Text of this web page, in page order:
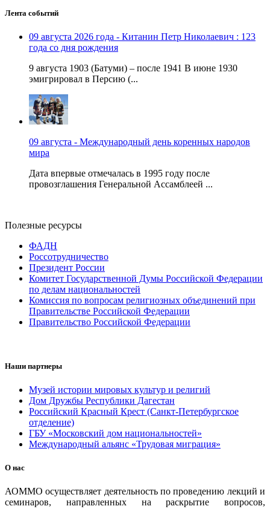
Лента событий
09 августа 2026 года - Китанин Петр Николаевич : 123
года со дня рождения
9 августа 1903 (Батуми) – после 1941 В июне 1930
эмигрировал в Персию (...
09 августа - Международный день коренных народов
мира
Дата впервые отмечалась в 1995 году после
провозглашения Генеральной Ассамблеей ...
Полезные ресурсы
ФАДН
Россотрудничество
Президент России
Комитет Государственной Думы Российской Федерации
по делам национальностей
Комиссия по вопросам религиозных объединений при
Правительстве Российской Федерации
Правительство Российской Федерации
Наши партнеры
Музей истории мировых культур и религий
Дом Дружбы Республики Дагестан
Российский Красный Крест (Санкт-Петербургское
отделение)
ГБУ «Московский дом национальностей»
Международный альянс «Трудовая миграция»
О нас
АОММО осуществляет деятельность по проведению лекций и
семинаров, направленных на раскрытие вопросов,